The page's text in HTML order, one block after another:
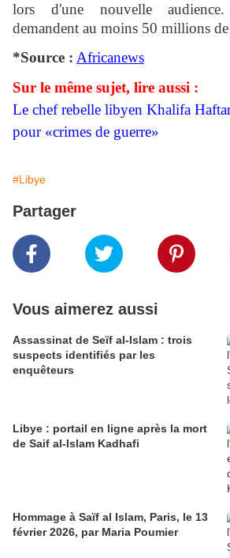
lors d'une nouvelle
demandent au moins 50 millions
*Source : Africanews
Sur le même sujet, lire aussi :
Le chef rebelle libyen Khalifa
pour «crimes de guerre»
#Libye
Partager
Vous aimerez aussi
Assassinat de Seïf al-Islam : trois
suspects identifiés par les
enquêteurs
Libye : portail en ligne après la mort
de Saif al-Islam Kadhafi
Hommage à Saïf al Islam, Paris, le 13
février 2026, par Maria Poumier